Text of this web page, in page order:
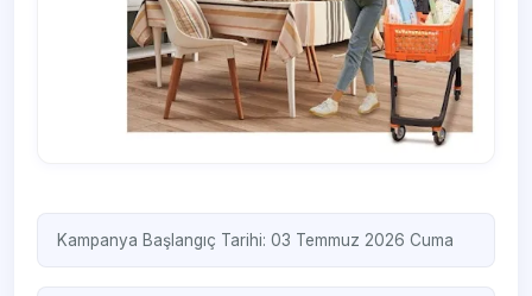
Kampanya Başlangıç Tarihi: 03 Temmuz 2026 Cuma